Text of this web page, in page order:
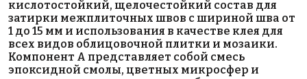
кислотостойкий, щелочестойкий состав для
затирки межплиточных швов с шириной шва от
1 до 15 мм и использования в качестве клея для
всех видов облицовочной плитки и мозаики.
Компонент А представляет собой смесь
эпоксидной смолы, цветных микросфер и